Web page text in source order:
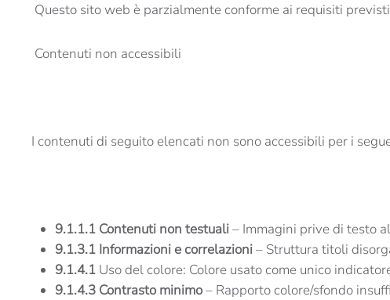
Questo sito web è parzialmente conforme ai requisiti
Contenuti non accessibili
I contenuti di seguito elencati non sono accessibili per i
9.1.1.1 Contenuti non testuali– Immagini prive di testo
9.1.3.1 Informazioni e correlazioni– Struttura titoli
9.1.4.1 Uso del colore: Colore usato come unico
9.1.4.3 Contrasto minimo– Rapporto colore/sfondo